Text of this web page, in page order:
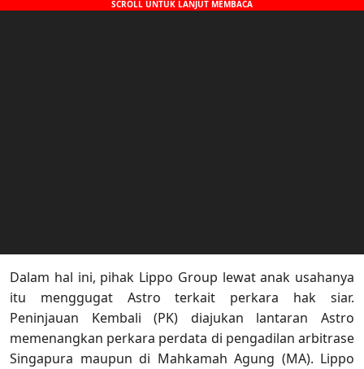
Dalam hal ini, pihak Lippo Group lewat anak usahanya
itu menggugat Astro terkait perkara hak siar.
Peninjauan Kembali (PK) diajukan lantaran Astro
memenangkan perkara perdata di pengadilan arbitrase
Singapura maupun di Mahkamah Agung (MA). Lippo